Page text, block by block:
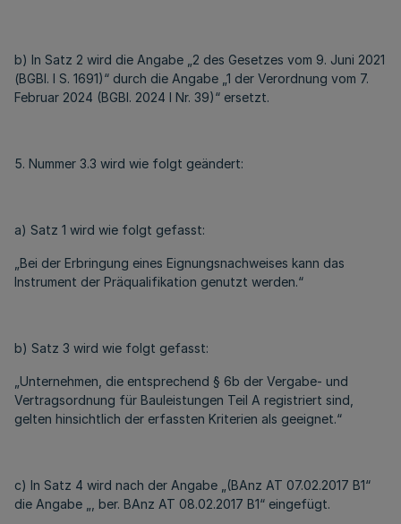
b) In Satz 2 wird die Angabe „2 des Gesetzes vom 9. Juni 2021
(BGBl. I S. 1691)“ durch die Angabe „1 der Verordnung vom 7.
Februar 2024 (BGBl. 2024 I Nr. 39)“ ersetzt.
5. Nummer 3.3 wird wie folgt geändert:
a) Satz 1 wird wie folgt gefasst:
„Bei der Erbringung eines Eignungsnachweises kann das
Instrument der Präqualifikation genutzt werden.“
b) Satz 3 wird wie folgt gefasst:
„Unternehmen, die entsprechend § 6b der Vergabe- und
Vertragsordnung für Bauleistungen Teil A registriert sind,
gelten hinsichtlich der erfassten Kriterien als geeignet.“
c) In Satz 4 wird nach der Angabe „(BAnz AT 07.02.2017 B1“
die Angabe „, ber. BAnz AT 08.02.2017 B1“ eingefügt.